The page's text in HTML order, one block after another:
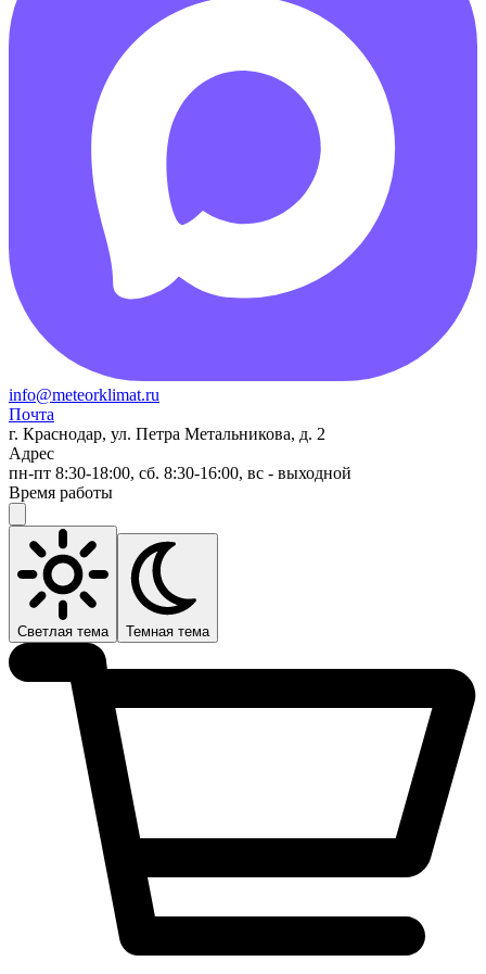
info@meteorklimat.ru
Почта
г. Краснодар, ул. Петра Метальникова, д. 2
Адрес
пн-пт 8:30-18:00, сб. 8:30-16:00, вс - выходной
Время работы
Светлая тема Темная тема